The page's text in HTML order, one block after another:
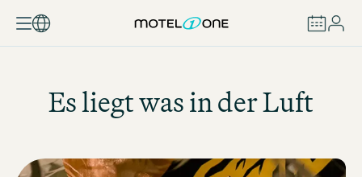
Es liegt was in der Luft